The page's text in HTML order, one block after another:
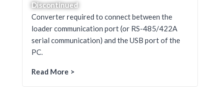
Discontinued
Converter required to connect between the
loader communication port (or RS-485/422A
serial communication) and the USB port of the
PC.
Read More >